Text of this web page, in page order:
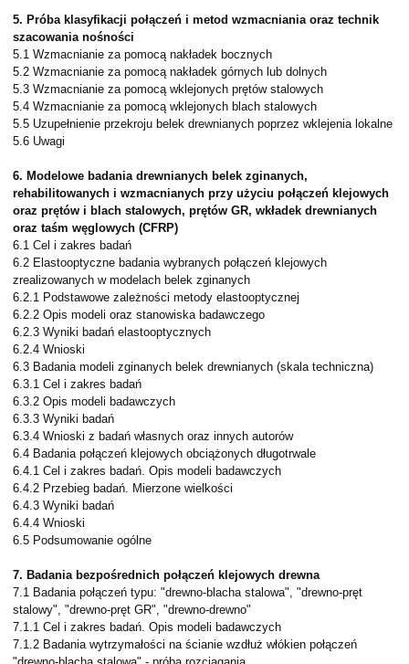
5. Próba klasyfikacji połączeń i metod wzmacniania oraz technik
szacowania nośności
5.1 Wzmacnianie za pomocą nakładek bocznych
5.2 Wzmacnianie za pomocą nakładek górnych lub dolnych
5.3 Wzmacnianie za pomocą wklejonych prętów stalowych
5.4 Wzmacnianie za pomocą wklejonych blach stalowych
5.5 Uzupełnienie przekroju belek drewnianych poprzez wklejenia lokalne
5.6 Uwagi
6. Modelowe badania drewnianych belek zginanych,
rehabilitowanych i wzmacnianych przy użyciu połączeń klejowych
oraz prętów i blach stalowych, prętów GR, wkładek drewnianych
oraz taśm węglowych (CFRP)
6.1 Cel i zakres badań
6.2 Elastooptyczne badania wybranych połączeń klejowych
zrealizowanych w modelach belek zginanych
6.2.1 Podstawowe zależności metody elastooptycznej
6.2.2 Opis modeli oraz stanowiska badawczego
6.2.3 Wyniki badań elastooptycznych
6.2.4 Wnioski
6.3 Badania modeli zginanych belek drewnianych (skala techniczna)
6.3.1 Cel i zakres badań
6.3.2 Opis modeli badawczych
6.3.3 Wyniki badań
6.3.4 Wnioski z badań własnych oraz innych autorów
6.4 Badania połączeń klejowych obciążonych długotrwale
6.4.1 Cel i zakres badań. Opis modeli badawczych
6.4.2 Przebieg badań. Mierzone wielkości
6.4.3 Wyniki badań
6.4.4 Wnioski
6.5 Podsumowanie ogólne
7. Badania bezpośrednich połączeń klejowych drewna
7.1 Badania połączeń typu: "drewno-blacha stalowa", "drewno-pręt
stalowy", "drewno-pręt GR", "drewno-drewno"
7.1.1 Cel i zakres badań. Opis modeli badawczych
7.1.2 Badania wytrzymałości na ścianie wzdłuż włókien połączeń